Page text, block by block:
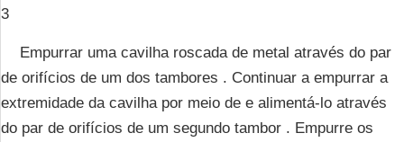
3
Empurrar uma cavilha roscada de metal através do par
de orifícios de um dos tambores . Continuar a empurrar a
extremidade da cavilha por meio de e alimentá-lo através
do par de orifícios de um segundo tambor . Empurre os